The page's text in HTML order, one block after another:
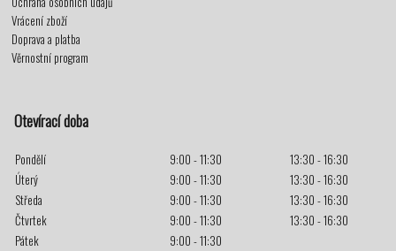
Vrácení zboží
Doprava a platba
Věrnostní program
Otevírací doba
Pondělí 9:00 - 11:30
13:30 - 16:30
Úterý
9:00 - 11:30
13:30 - 16:30
Středa
9:00 - 11:30
13:30 - 16:30
Čtvrtek
9:00 - 11:30
13:30 - 16:30
Pátek
9:00 - 11:30